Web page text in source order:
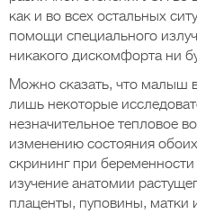
как и во всех остальных
помощи специального
никакого дискомфорта ни
Можно сказать, что малыш
лишь некоторые
незначительное тепловое
изменению состояния
скрининг при
изучение анатомии
плаценты, пуповины, матки